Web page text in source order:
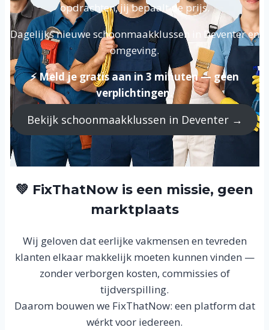
opdrachten, jij bepaalt de prijs.
Dagelijks nieuwe schoonmaakklussen in Deventer en
omgeving.
⚡ Meld je gratis aan in 3 minuten — geen
verplichtingen.
Bekijk schoonmaakklussen in Deventer →
💚 FixThatNow is een missie, geen
marktplaats
Wij geloven dat eerlijke vakmensen en tevreden
klanten elkaar makkelijk moeten kunnen vinden —
zonder verborgen kosten, commissies of
tijdverspilling.
Daarom bouwen we FixThatNow: een platform dat
wérkt voor iedereen.